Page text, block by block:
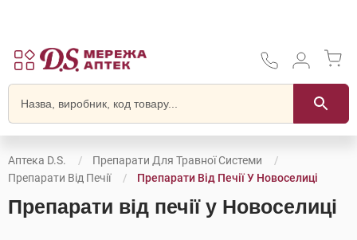
Аптека D.S.
Препарати Для Травної Системи
Препарати Від Печії
Препарати Від Печії У Новоселиці
Препарати від печії у Новоселиці